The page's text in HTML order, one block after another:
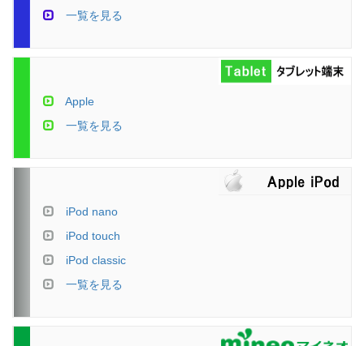
一覧を見る
Apple
一覧を見る
iPod nano
iPod touch
iPod classic
一覧を見る